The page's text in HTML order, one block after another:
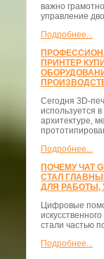
важно
управление
Подробнее...
ПРИНТЕР
Сегодня 3D-
используется
архитектуре,
Подробнее...
ПОЧЕМУ ЧАТ
СТАЛ
ДЛЯ РАБОТЫ,
Цифровые
стали частью
Подробнее...